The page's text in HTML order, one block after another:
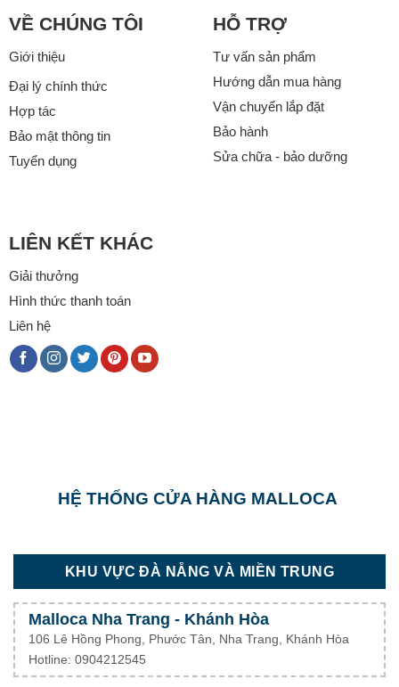
VỀ CHÚNG TÔI
Giới thiệu
Đại lý chính thức
Hợp tác
Bảo mật thông tin
Tuyển dụng
HỖ TRỢ
Tư vấn sản phẩm
Hướng dẫn mua hàng
Vận chuyển lắp đặt
Bảo hành
Sửa chữa - bảo dưỡng
LIÊN KẾT KHÁC
Giải thưởng
Hình thức thanh toán
Liên hệ
HỆ THỐNG CỬA HÀNG MALLOCA
KHU VỰC ĐÀ NẴNG VÀ MIỀN TRUNG
Malloca Nha Trang - Khánh Hòa
106 Lê Hồng Phong, Phước Tân, Nha Trang, Khánh Hòa
Hotline: 0904212545